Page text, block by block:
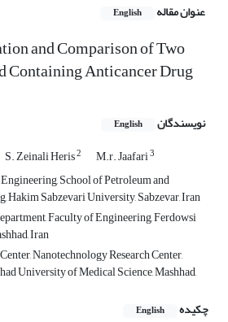
عنوان مقاله English
and Comparison of Two
Anticancer Drug
نویسندگان English
S. Zeinali Heris2 M.r. Jaafari3
School of Petroleum and
Hakim Sabzevari University, Sabzevar, Iran
Faculty of Engineering, Ferdowsi
Iran
Nanotechnology Research Center,
University of Medical Science, Mashhad,
چکیده
English